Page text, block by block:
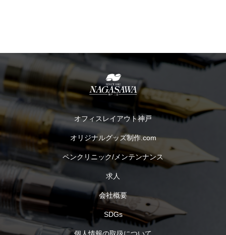
オフィスレイアウト神戸
オリジナルグッズ制作.com
ペンクリニック/メンテンナンス
求人
会社概要
SDGs
個人情報の取扱について